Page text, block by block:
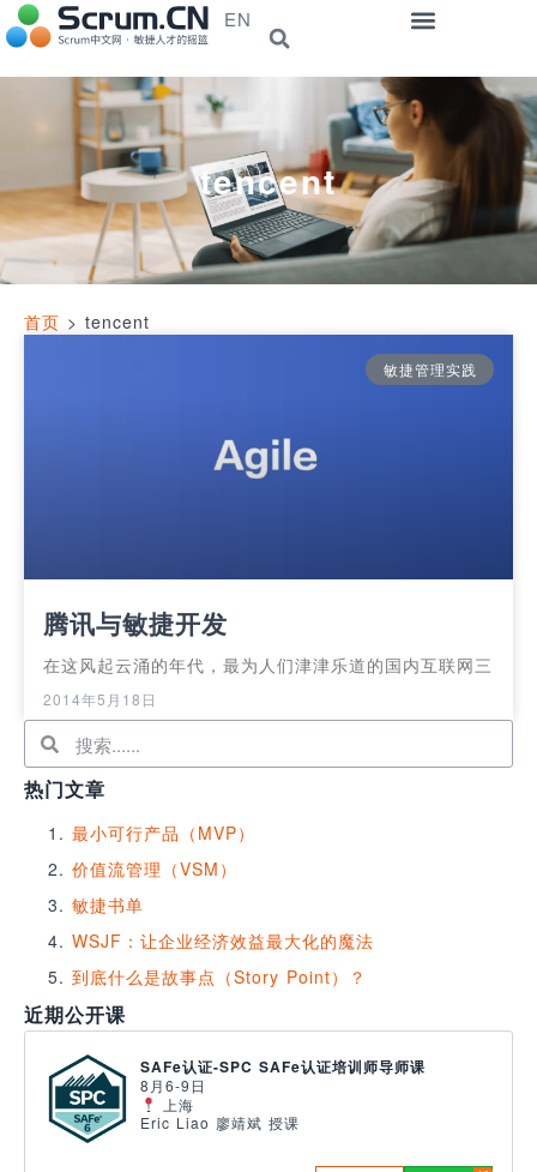
EN
tencent
首页 > tencent
敏捷管理实践
腾讯与敏捷开发
在这风起云涌的年代，最为人们津津乐道的国内互联网三
2014年5月18日
热门文章
最小可行产品（MVP）
价值流管理（VSM）
敏捷书单
WSJF：让企业经济效益最大化的魔法
到底什么是故事点（Story Point）？
近期公开课
SAFe认证-SPC SAFe认证培训师导师课
8月6-9日
上海
Eric Liao 廖靖斌 授课